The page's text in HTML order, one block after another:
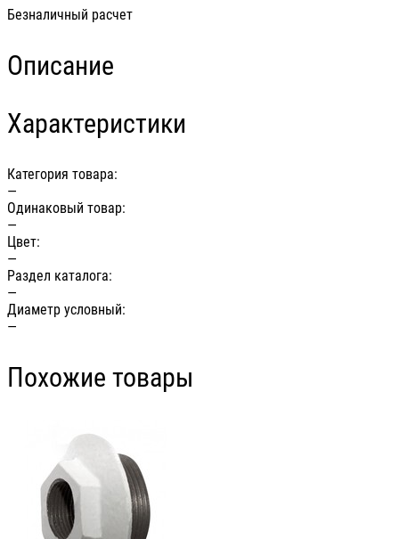
Безналичный расчет
Описание
Характеристики
Категория товара:
—
Одинаковый товар:
—
Цвет:
—
Раздел каталога:
—
Диаметр условный:
—
Похожие товары